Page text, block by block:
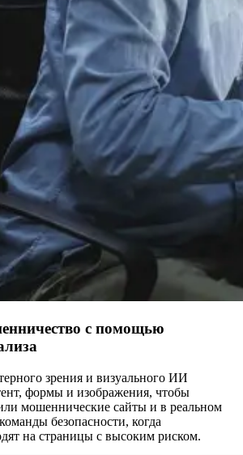
с помощью
зрения и визуального ИИ
формы и изображения, чтобы
мошеннические сайты и в реальном
безопасности, когда
на страницы с высоким риском.